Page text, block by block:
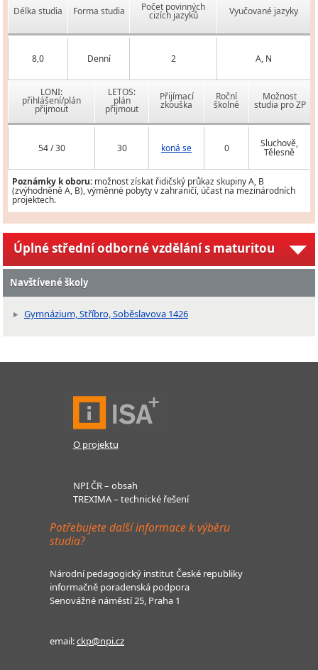
Délka studia Forma studia Počet povinných
cizích jazyků Vyučované jazyky
8,0 Denní 2 A, N
LONI:
přihlášení/plán
přijmout
LETOS:
plán
přijmout
Přijímací
zkouška
Roční
školné
Možnost
studia pro ZP
54 / 30 30 koná se 0 Sluchově,
Tělesně
Poznámky k oboru: možnost získat řidičský průkaz skupiny A, B
(zvýhodněně A, B), výměnné pobyty v zahraničí, účast na mezinárodních
projektech.
Úplné střední odborné vzdělání s maturitou
Navštívené školy
Gymnázium, Stříbro, Soběslavova 1426
O projektu
NPI ČR – obsah
TREXIMA – technické řešení
Potřebujete další informace k výběru
studia?
Národní pedagogický institut České republiky
informačně poradenská podpora
Senovážné náměstí 25, Praha 1
email:ckp@npi.cz